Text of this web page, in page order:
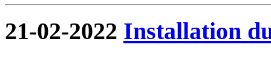
21-02-2022 Installation